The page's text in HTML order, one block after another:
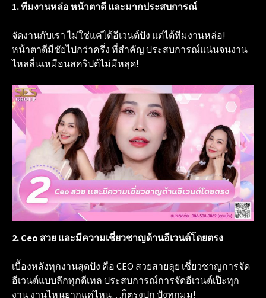
1. ทีมงานหล่อ หน้าตาดี และมากประสบการณ์
จัดงานกับเรา ไม่ใช่แค่ได้อีเวนต์ปัง แต่ได้ทีมงานหล่อ!
หน้าตาดีมีชัยไปกว่าครึ่ง ที่สำคัญ ประสบการณ์แน่นจนงาน
ไหลลื่นเหมือนสคริปต์ไม่มีหลุด!
2. Ceo สวย และมีความเชี่ยวชาญด้านอีเวนต์โดยตรง
เบื้องหลังทุกงานสุดปัง คือ CEO สวยสายลุย เชี่ยวชาญการจัด
อีเวนต์แบบลึกทุกดีเทล ประสบการณ์การจัดอีเวนต์เป๊ะทุก
งาน งานไหนยากแค่ไหน…ก็ตรงปก ปังทุกมุม!